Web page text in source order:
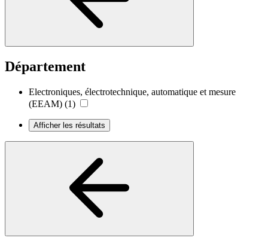
Département
Electroniques, électrotechnique, automatique et mesure
(EEAM) (1)
Afficher les résultats